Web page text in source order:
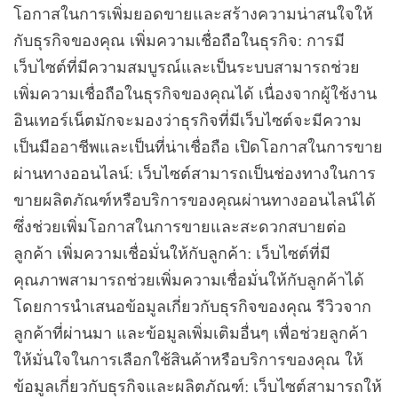
โอกาสในการเพิ่มยอดขายและสร้างความน่าสนใจให้
กับธุรกิจของคุณ เพิ่มความเชื่อถือในธุรกิจ: การมี
เว็บไซต์ที่มีความสมบูรณ์และเป็นระบบสามารถช่วย
เพิ่มความเชื่อถือในธุรกิจของคุณได้ เนื่องจากผู้ใช้งาน
อินเทอร์เน็ตมักจะมองว่าธุรกิจที่มีเว็บไซต์จะมีความ
เป็นมืออาชีพและเป็นที่น่าเชื่อถือ เปิดโอกาสในการขาย
ผ่านทางออนไลน์: เว็บไซต์สามารถเป็นช่องทางในการ
ขายผลิตภัณฑ์หรือบริการของคุณผ่านทางออนไลน์ได้
ซึ่งช่วยเพิ่มโอกาสในการขายและสะดวกสบายต่อ
ลูกค้า เพิ่มความเชื่อมั่นให้กับลูกค้า: เว็บไซต์ที่มี
คุณภาพสามารถช่วยเพิ่มความเชื่อมั่นให้กับลูกค้าได้
โดยการนำเสนอข้อมูลเกี่ยวกับธุรกิจของคุณ รีวิวจาก
ลูกค้าที่ผ่านมา และข้อมูลเพิ่มเติมอื่นๆ เพื่อช่วยลูกค้า
ให้มั่นใจในการเลือกใช้สินค้าหรือบริการของคุณ ให้
ข้อมูลเกี่ยวกับธุรกิจและผลิตภัณฑ์: เว็บไซต์สามารถให้